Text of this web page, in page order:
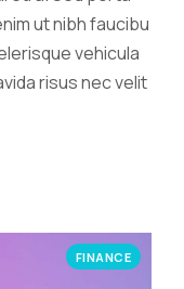
ut nibh faucibu
vehicula
risus nec velit
FINANCE